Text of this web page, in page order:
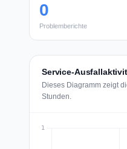
0
Problemberichte
Service-
Dieses Diagramm zeigt
Stunden.